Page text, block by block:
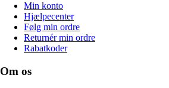
Min konto
Hjælpecenter
Følg min ordre
Returnér min ordre
Rabatkoder
Om os